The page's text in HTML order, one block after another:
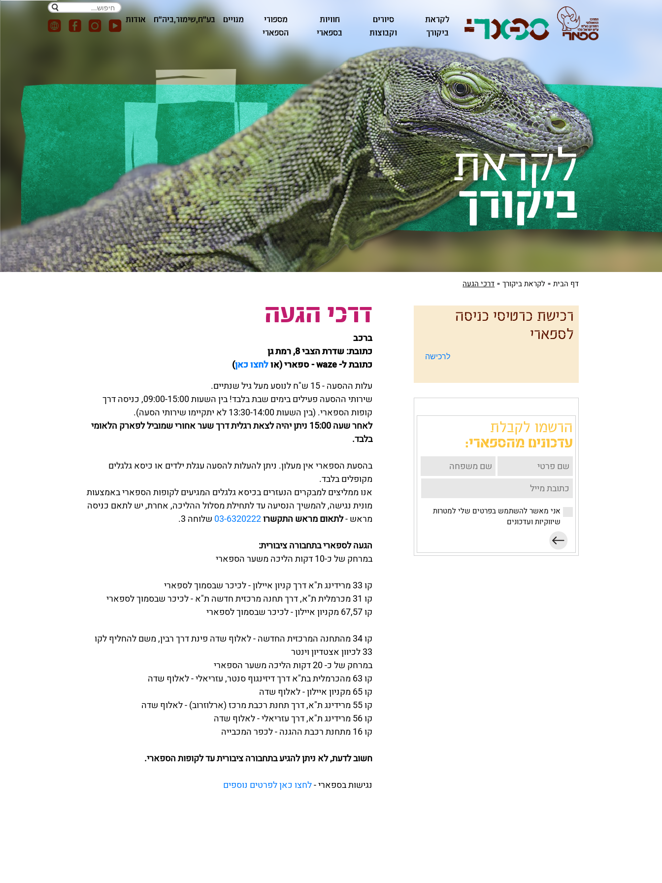
לקראת
ביקורך
סיורים
וקבוצות
חוויות
בספארי
מספורי
הספארי
מנויים בע"ח,שימור,ביה"ח אודות חיפוש באתר
חפש
לקראת
ביקורך
דף הבית לקראת ביקורך דרכי הגעה
רכישת כרטיסי כניסה
לספארי
לרכישה
הרשמו לקבלת
עדכונים מהספארי:
אני מאשר להשתמש בפרטים שלי למטרות
שיווקיות ועדכונים
דרכי הגעה
ברכב
כתובת: שדרת הצבי 8, רמת גן
כתובת ל- waze - ספארי (או
לחצו כאן)
עלות ההסעה - 15 ש"ח לנוסע מעל גיל שנתיים.
שירותי ההסעה פעילים בימים שבת בלבד! בין השעות 09:00-15:00, כניסה דרך
קופות הספארי. (בין השעות 13:30-14:00 לא יתקיימו שירותי הסעה).
לאחר שעה 15:00 ניתן יהיה לצאת רגלית דרך שער אחורי שמוביל לפארק הלאומי
בלבד.
בהסעת הספארי אין מעלון. ניתן להעלות להסעה עגלת ילדים או כיסא גלגלים
מקופלים בלבד.
אנו ממליצים למבקרים הנעזרים בכיסא גלגלים המגיעים לקופות הספארי באמצעות
מונית נגישה, להמשיך הנסיעה עד לתחילת מסלול ההליכה, אחרת, יש לתאם כניסה
מראש -לתאום מראש התקשרו03-6320222 שלוחה 3.
הגעה לספארי בתחבורה ציבורית:
במרחק של כ-10 דקות הליכה משער הספארי
קו 33 מרידינג ת"א דרך קניון איילון - לכיכר שבסמוך לספארי
קו 31 מכרמלית ת"א, דרך תחנה מרכזית חדשה ת"א - לכיכר שבסמוך לספארי
קו 67,57 מקניון איילון - לכיכר שבסמוך לספארי
קו 34 מהתחנה המרכזית החדשה - לאלוף שדה פינת דרך רבין, משם להחליף לקו
33 לכיוון אצטדיון וינטר
במרחק של כ- 20 דקות הליכה משער הספארי
קו 63 מהכרמלית בת"א דרך דיזינגוף סנטר, עזריאלי - לאלוף שדה
קו 65 מקניון איילון - לאלוף שדה
קו 55 מרידינג ת"א, דרך תחנת רכבת מרכז (ארלוזרוב) - לאלוף שדה
קו 56 מרידינג ת"א, דרך עזריאלי - לאלוף שדה
קו 16 מתחנת רכבת ההגנה - לכפר המכבייה
חשוב לדעת, לא ניתן להגיע בתחבורה ציבורית עד לקופות הספארי.
נגישות בספארי -לחצו כאן לפרטים נוספים